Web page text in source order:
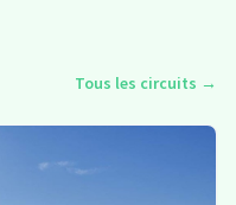
Tous les circuits →